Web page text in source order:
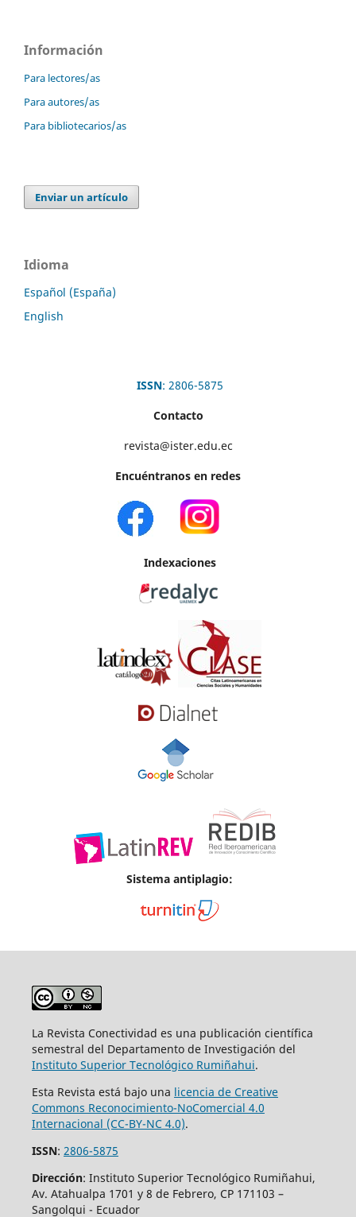
Información
Para lectores/as
Para autores/as
Para bibliotecarios/as
Enviar un artículo
Idioma
Español (España)
English
ISSN: 2806-5875
Contacto
revista@ister.edu.ec
Encuéntranos en redes
Indexaciones
Sistema antiplagio:
La Revista Conectividad es una publicación científica
semestral del Departamento de Investigación del
Instituto Superior Tecnológico Rumiñahui.
Esta Revista está bajo una licencia de Creative
Commons Reconocimiento-NoComercial 4.0
Internacional (CC-BY-NC 4.0).
ISSN: 2806-5875
Dirección: Instituto Superior Tecnológico Rumiñahui,
Av. Atahualpa 1701 y 8 de Febrero, CP 171103 –
Sangolqui - Ecuador